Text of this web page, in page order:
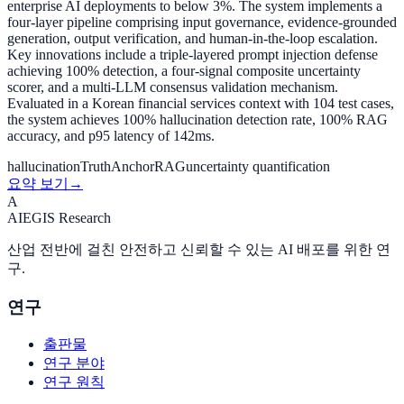
enterprise AI deployments to below 3%. The system implements a
four-layer pipeline comprising input governance, evidence-grounded
generation, output verification, and human-in-the-loop escalation.
Key innovations include a triple-layered prompt injection defense
achieving 100% detection, a four-signal composite uncertainty
scorer, and a multi-LLM consensus validation mechanism.
Evaluated in a Korean financial services context with 104 test cases,
the system achieves 100% hallucination detection rate, 100% RAG
accuracy, and p95 latency of 142ms.
hallucinationTruthAnchorRAGuncertainty quantification
요약 보기 →
A
AIEGIS Research
산업 전반에 걸친 안전하고 신뢰할 수 있는 AI 배포를 위한 연
구.
연구
출판물
연구 분야
연구 원칙